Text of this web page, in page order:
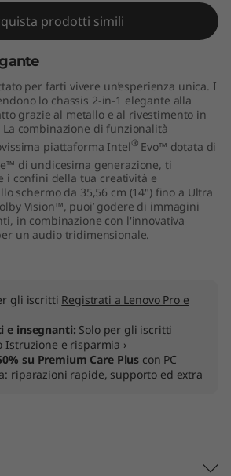
prodotti simili
per farti vivere un’esperienza unica. I
lo chassis 2-in-1 elegante alla
grazie al metallo e al rivestimento in
combinazione di funzionalità
piattaforma Intel® Evo™ dotata di
di undicesima generazione, ti
i confini della tua creatività e
schermo da 35,56 cm (14") fino a Ultra
Vision™, puoi’ godere di immagini
in combinazione con l'innovativa
un audio tridimensionale.
gli iscritti Registrati a Lenovo Pro e
e insegnanti: Solo per gli iscritti
Istruzione e risparmia ›
su Premium Care Plus con PC
riparazioni rapide, supporto ed extra